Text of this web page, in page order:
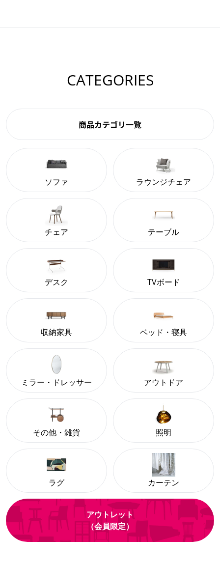
CATEGORIES
商品カテゴリ一覧
ソファ ラウンジチェア
チェア テーブル
デスク TVボード
収納家具 ベッド・寝具
ミラー・ドレッサー アウトドア
その他・雑貨 照明
ラグ カーテン
アウトレット
（会員限定）